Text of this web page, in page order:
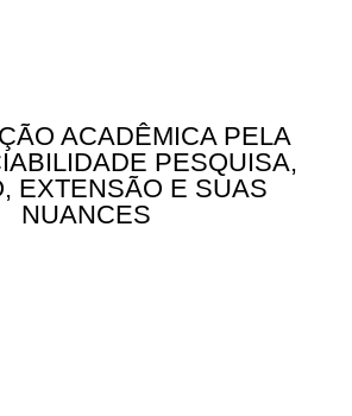
ACADÊMICA PELA
PESQUISA,
EXTENSÃO E SUAS
NUANCES